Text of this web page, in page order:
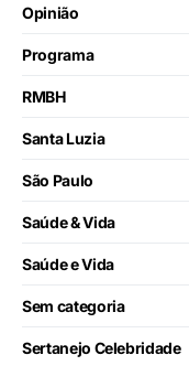
Opinião
Programa
RMBH
Santa Luzia
São Paulo
Saúde & Vida
Saúde e Vida
Sem categoria
Sertanejo Celebridade